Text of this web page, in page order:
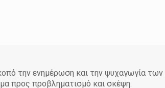
την ενημέρωση και την ψυχαγωγία
προς προβληματισμό και σκέψη.